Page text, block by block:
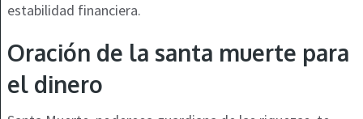
estabilidad financiera.
Oración de la santa muerte para
el dinero